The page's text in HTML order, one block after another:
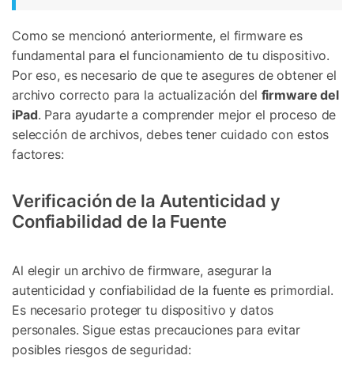
Como se mencionó anteriormente, el firmware es
fundamental para el funcionamiento de tu dispositivo.
Por eso, es necesario de que te asegures de obtener el
archivo correcto para la actualización del firmware del
iPad. Para ayudarte a comprender mejor el proceso de
selección de archivos, debes tener cuidado con estos
factores:
Verificación de la Autenticidad y
Confiabilidad de la Fuente
Al elegir un archivo de firmware, asegurar la
autenticidad y confiabilidad de la fuente es primordial.
Es necesario proteger tu dispositivo y datos
personales. Sigue estas precauciones para evitar
posibles riesgos de seguridad: